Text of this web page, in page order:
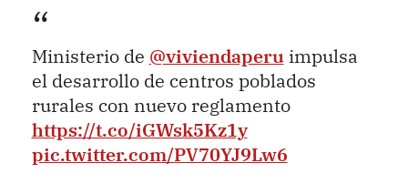
Ministerio de @viviendaperuimpulsa
el desarrollo de centros poblados
rurales con nuevo reglamento
https://t.co/iGWsk5Kz1y
pic.twitter.com/PV70YJ9Lw6